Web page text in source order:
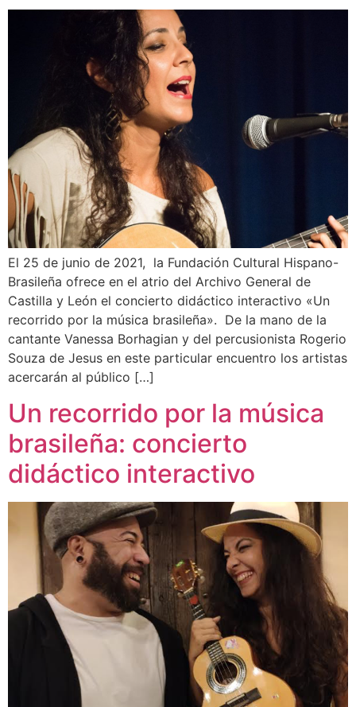
El 25 de junio de 2021, la Fundación Cultural Hispano-
Brasileña ofrece en el atrio del Archivo General de
Castilla y León el concierto didáctico interactivo «Un
recorrido por la música brasileña». De la mano de la
cantante Vanessa Borhagian y del percusionista Rogerio
Souza de Jesus en este particular encuentro los artistas
acercarán al público […]
Un recorrido por la música
brasileña: concierto
didáctico interactivo